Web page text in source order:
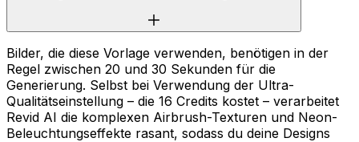
Bilder, die diese Vorlage verwenden, benötigen in der
Regel zwischen 20 und 30 Sekunden für die
Generierung. Selbst bei Verwendung der Ultra-
Qualitätseinstellung – die 16 Credits kostet – verarbeitet
Revid AI die komplexen Airbrush-Texturen und Neon-
Beleuchtungseffekte rasant, sodass du deine Designs